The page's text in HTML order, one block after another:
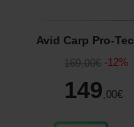
Avid Carp Pro-
169,00€ -12%
149 ,00€